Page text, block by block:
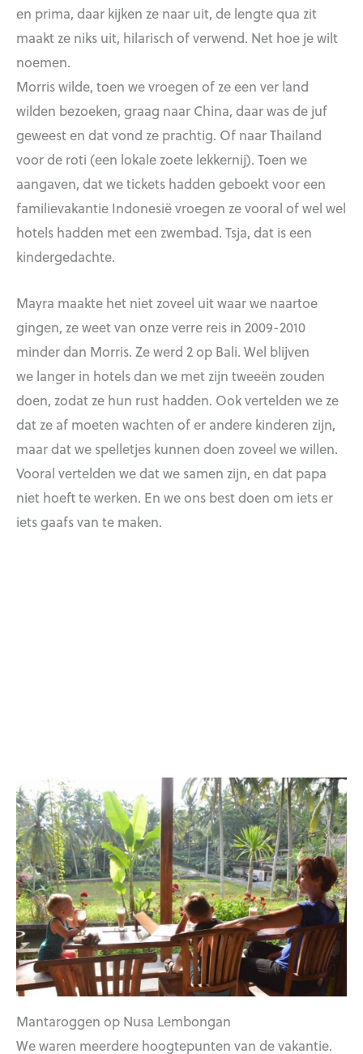
en prima, daar kijken ze naar uit, de lengte qua zit
maakt ze niks uit, hilarisch of verwend. Net hoe je wilt
noemen.
Morris wilde, toen we vroegen of ze een ver land
wilden bezoeken, graag naar China, daar was de juf
geweest en dat vond ze prachtig. Of naar Thailand
voor de roti (een lokale zoete lekkernij). Toen we
aangaven, dat we tickets hadden geboekt voor een
familievakantie Indonesië vroegen ze vooral of wel wel
hotels hadden met een zwembad. Tsja, dat is een
kindergedachte.
Mayra maakte het niet zoveel uit waar we naartoe
gingen, ze weet van onze verre reis in 2009-2010
minder dan Morris. Ze werd 2 op Bali. Wel blijven
we langer in hotels dan we met zijn tweeën zouden
doen, zodat ze hun rust hadden. Ook vertelden we ze
dat ze af moeten wachten of er andere kinderen zijn,
maar dat we spelletjes kunnen doen zoveel we willen.
Vooral vertelden we dat we samen zijn, en dat papa
niet hoeft te werken. En we ons best doen om iets er
iets gaafs van te maken.
Mantaroggen op Nusa Lembongan
We waren meerdere hoogtepunten van de vakantie.